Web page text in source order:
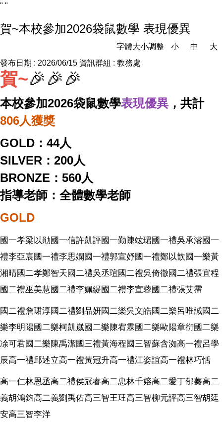
" "
賀~本校參加2026袋鼠數學 表現優異
字體大小調整 小 中
大
發布日期 : 2026/06/15 資訊群組 : 教務處
賀~🎉🎉🎉
本校參加2026袋鼠數學表現優異 ，共計
806人獲獎
GOLD：44人
SILVER：200人
BRONZE：560人
指導老師：全體數學老師
GOLD
國一孝梁以勛國一信許凱評國一勤陳竑珺國一禮吳承濬國一
禮李亞宸國一禮李思嫻國一禮郭宣妤國一禮鄭以歆國一樂黃
湘晴國二孝鄭智天國二禮吳丞瑄國二禮吳倚徹國二禮張宜程
國二禮巫美慧國二禮李姵緹國二禮李宣蓉國二禮張艾霈
國二禮詹珺淳國二禮劉品妍國二樂吳文皓國二樂呂唯誠國二
樂李明陽國二樂柯凱崴國二樂陳宥霖國二樂歐陽章衍國二樂
凃可君國二樂陳禹潔國三禮黃海程國三智蘇含洳高一禮呂學
辰高一禮邱述立高一禮黃冠升高一禮江姿誼高一禮林巧恬
高一仁林恩丞高二禮侯冠睿高二忠林千嫆高二愛丁郁蓁高二
義胡鴻鈞高二義劉禹佑高三智王玨高三智柳元評高三智胡廷
安高三智李洋